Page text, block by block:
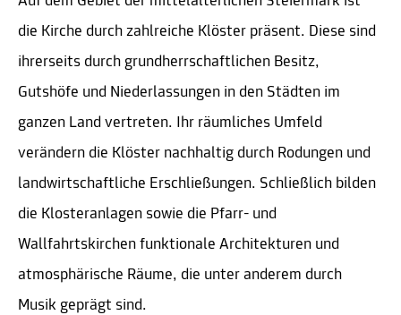
die Kirche durch zahlreiche Klöster präsent. Diese sind
ihrerseits durch grundherrschaftlichen Besitz,
Gutshöfe und Niederlassungen in den Städten im
ganzen Land vertreten. Ihr räumliches Umfeld
verändern die Klöster nachhaltig durch Rodungen und
landwirtschaftliche Erschließungen. Schließlich bilden
die Klosteranlagen sowie die Pfarr- und
Wallfahrtskirchen funktionale Architekturen und
atmosphärische Räume, die unter anderem durch
Musik geprägt sind.